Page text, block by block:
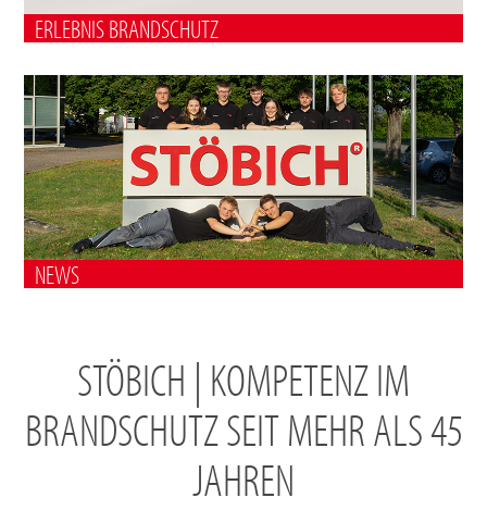
ERLEBNIS BRANDSCHUTZ
NEWS
STÖBICH | KOMPETENZ IM
BRANDSCHUTZ SEIT MEHR ALS 45
JAHREN